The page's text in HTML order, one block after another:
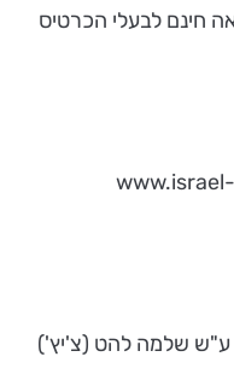
חינם לבעלי הכרטיס
להזמנת כרטיסים: 03-692777, www.israel-
ע"ש שלמה להט (צ'יץ')